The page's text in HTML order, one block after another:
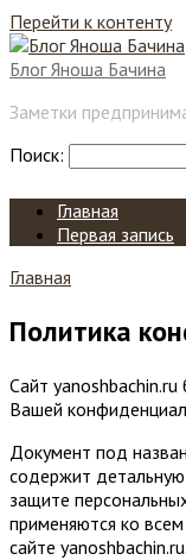
Перейти к контенту
Блог Яноша Бачина
Заметки
Поиск:
Главная
Первая запись
Главная
Политика
Сайт yanoshbachin.ru
Вашей
Документ под
содержит
защите
применяются ко
сайте yanoshbachin.ru.